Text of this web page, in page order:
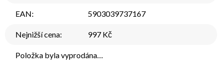
EAN: 5903039737167
Nejnižší cena: 997 Kč
Položka byla vyprodána…